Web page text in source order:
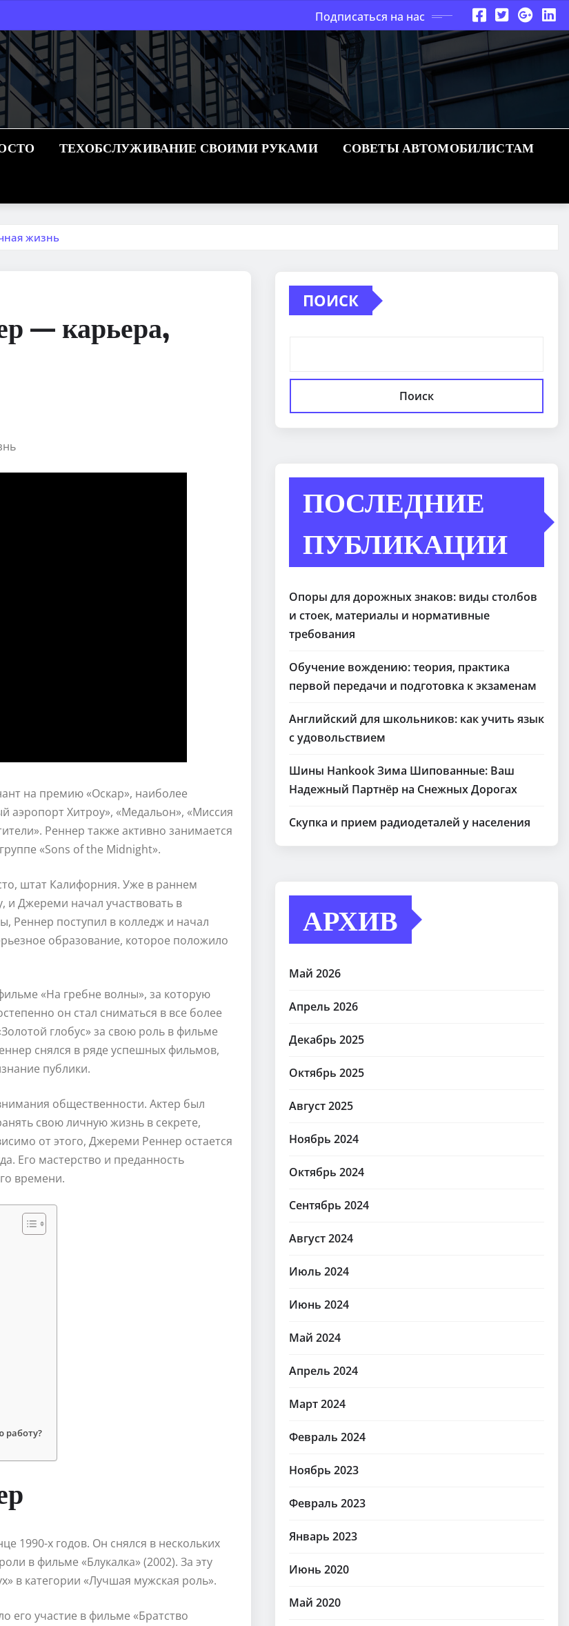
Подписаться на нас
ТЕХОБСЛУЖИВАНИЕ СВОИМИ РУКАМИ СОВЕТЫ АВТОМОБИЛИСТАМ
жизнь
— карьера,
на премию «Оскар», наиболее
аэропорт Хитроу», «Медальон», «Миссия
Реннер также активно занимается
«Sons of the Midnight».
штат Калифорния. Уже в раннем
и Джереми начал участвовать в
Реннер поступил в колледж и начал
образование, которое положило
«На гребне волны», за которую
он стал сниматься в все более
глобус» за свою роль в фильме
снялся в ряде успешных фильмов,
публики.
общественности. Актер был
свою личную жизнь в секрете,
от этого, Джереми Реннер остается
Его мастерство и преданность
времени.
работу?
1990-х годов. Он снялся в нескольких
в фильме «Блукалка» (2002). За эту
в категории «Лучшая мужская роль».
участие в фильме «Братство
ПОИСК
Поиск
ПОСЛЕДНИЕ
ПУБЛИКАЦИИ
Опоры для дорожных знаков: виды столбов
и стоек, материалы и нормативные
требования
Обучение вождению: теория, практика
первой передачи и подготовка к экзаменам
Английский для школьников: как учить язык
с удовольствием
Шины Hankook Зима Шипованные: Ваш
Надежный Партнёр на Снежных Дорогах
Скупка и прием радиодеталей у населения
АРХИВ
Май 2026
Апрель 2026
Декабрь 2025
Октябрь 2025
Август 2025
Ноябрь 2024
Октябрь 2024
Сентябрь 2024
Август 2024
Июль 2024
Июнь 2024
Май 2024
Апрель 2024
Март 2024
Февраль 2024
Ноябрь 2023
Февраль 2023
Январь 2023
Июнь 2020
Май 2020